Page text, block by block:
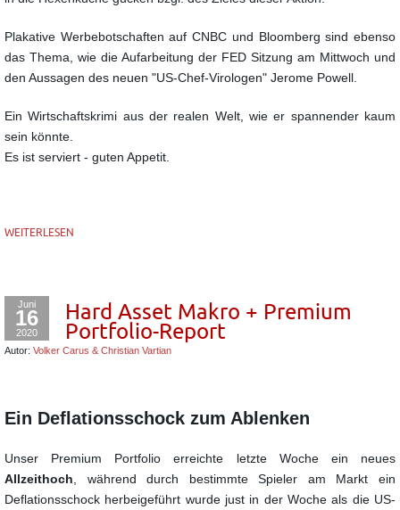
Plakative Werbebotschaften auf CNBC und Bloomberg sind ebenso
das Thema, wie die Aufarbeitung der FED Sitzung am Mittwoch und
den Aussagen des neuen "US-Chef-Virologen" Jerome Powell.
Ein Wirtschaftskrimi aus der realen Welt, wie er spannender kaum
sein könnte.
Es ist serviert - guten Appetit.
WEITERLESEN
Juni
16
2020
Hard Asset Makro + Premium
Portfolio-Report
Autor: Volker Carus & Christian Vartian
Ein Deflationsschock zum Ablenken
Unser Premium Portfolio erreichte letzte Woche ein neues
Allzeithoch , während durch bestimmte Spieler am Markt ein
Deflationsschock herbeigeführt wurde just in der Woche als die US-